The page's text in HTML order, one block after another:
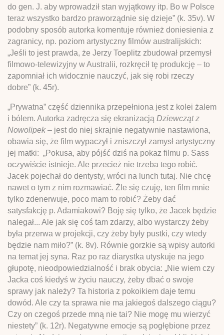
do gen. J. aby wprowadził stan wyjątkowy itp. Bo w Polsce
teraz wszystko bardzo praworządnie się dzieje” (k. 35v). W
podobny sposób autorka komentuje również doniesienia z
zagranicy, np. poziom artystyczny filmów australijskich:
„Jeśli to jest prawda, że Jerzy Toeplitz zbudował przemysł
filmowo-telewizyjny w Australii, rozkręcił tę produkcję – to
zapomniał ich widocznie nauczyć, jak się robi rzeczy
dobre” (k. 45r).
„Prywatna” część dziennika przepełniona jest z kolei żalem
i bólem. Autorka zadręcza się ekranizacją Dziewcząt z
Nowolipek– jest do niej skrajnie negatywnie nastawiona,
obawia się, że film wypaczył i zniszczył zamysł artystyczny
jej matki: „Pokusa, aby pójść dziś na pokaz filmu p. Sass
oczywiście istnieje. Ale przecież nie trzeba tego robić.
Jacek pojechał do dentysty, wróci na lunch tutaj. Nie chcę
nawet o tym z nim rozmawiać. Źle się czuję, ten film mnie
tylko zdenerwuje, poco mam to robić? Żeby dać
satysfakcję p. Adamiakowi? Boję się tylko, że Jacek będzie
nalegał... Ale jak się coś tam zdarzy, albo wystarczy żeby
była przerwa w projekcji, czy żeby były pustki, czy wtedy
będzie nam miło?” (k. 8v). Równie gorzkie są wpisy autorki
na temat jej syna. Raz po raz diarystka utyskuje na jego
głupotę, nieodpowiedzialność i brak obycia: „Nie wiem czy
Jacka coś kiedyś w życiu nauczy, żeby dbać o swoje
sprawy jak należy? Ta historia z pokoikiem daje temu
dowód. Ale czy ta sprawa nie ma jakiegoś dalszego ciągu?
Czy on czegoś przede mną nie tai? Nie mogę mu wierzyć
niestety” (k. 12r). Negatywne emocje są pogłębione przez